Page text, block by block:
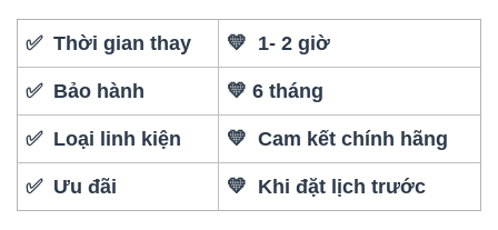
✅ Thời gian thay 💛 1- 2 giờ
✅ Bảo hành 💛 6 tháng
✅ Loại linh kiện 💛 Cam kết chính hãng
✅ Ưu đãi 💛 Khi đặt lịch trước